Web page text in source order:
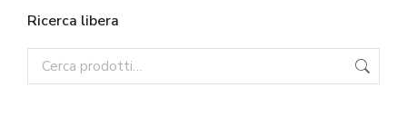
Ricerca libera